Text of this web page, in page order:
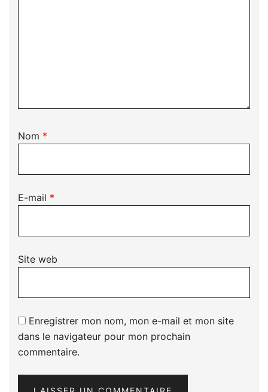
Nom *
E-mail *
Site web
Enregistrer mon nom, mon e-mail et mon site
dans le navigateur pour mon prochain
commentaire.